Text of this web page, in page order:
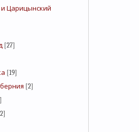
Царицынский
[27]
[19]
[2]